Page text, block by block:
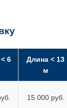
6
Длина < 13
м
15 000 руб.